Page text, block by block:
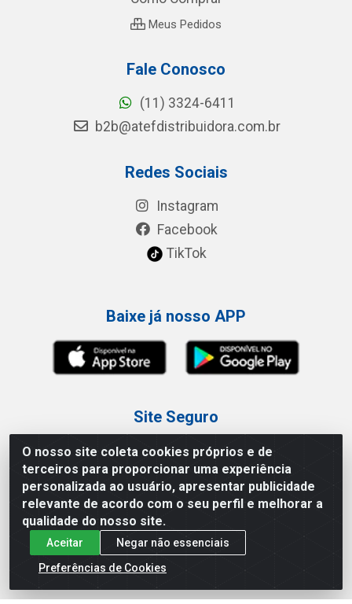
O nosso site coleta cookies próprios e de
terceiros para proporcionar uma experiência
personalizada ao usuário, apresentar publicidade
relevante de acordo com o seu perfil e melhorar a
qualidade do nosso site.
Aceitar
Negar não essenciais
Preferências de Cookies
Meus Pedidos
Fale Conosco
(11) 3324-6411
b2b@atefdistribuidora.com.br
Redes Sociais
Instagram
Facebook
TikTok
Baixe já nosso APP
Site Seguro
Loja / Showroom
Tel.: (11) 3227-0546
Av Vautier, 587/597 - Pari - São Paulo/SP